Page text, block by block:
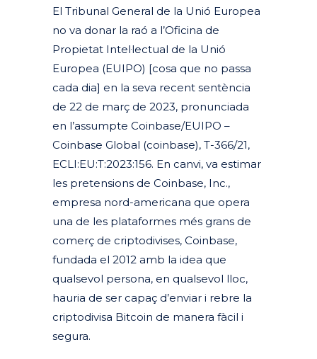
El Tribunal General de la Unió Europea
no va donar la raó a l’Oficina de
Propietat Intel·lectual de la Unió
Europea (EUIPO) [cosa que no passa
cada dia] en la seva recent sentència
de 22 de març de 2023, pronunciada
en l’assumpte Coinbase/EUIPO –
Coinbase Global (coinbase), T-366/21,
ECLI:EU:T:2023:156. En canvi, va estimar
les pretensions de Coinbase, Inc.,
empresa nord-americana que opera
una de les plataformes més grans de
comerç de criptodivises, Coinbase,
fundada el 2012 amb la idea que
qualsevol persona, en qualsevol lloc,
hauria de ser capaç d’enviar i rebre la
criptodivisa Bitcoin de manera fàcil i
segura.